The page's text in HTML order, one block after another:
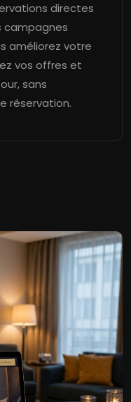
directes
campagnes
améliorez votre
vos offres et
sans
réservation.